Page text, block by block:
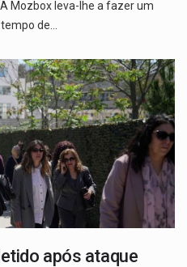
Mozbox leva-lhe a fazer um
de…
após ataque